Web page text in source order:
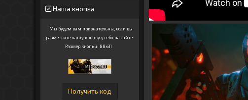
Наша кнопка
Мы будем вам признательны, если вы
разместите нашу кнопку у себя на сайте.
Размер кнопки: 88x31